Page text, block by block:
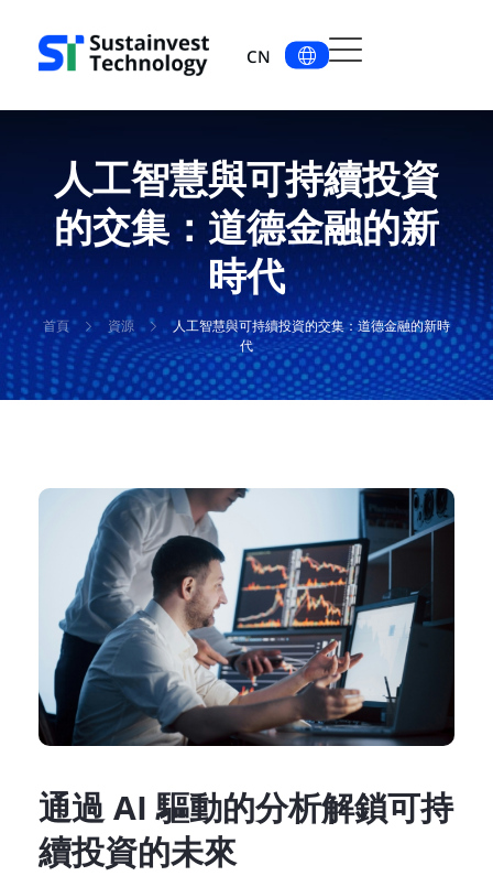
CN
人工智慧與可持續投資
的交集：道德金融的新
時代
首頁 資源
人工智慧與可持續投資的交集：道德金融的新時
代
通過 AI 驅動的分析解鎖可持
續投資的未來